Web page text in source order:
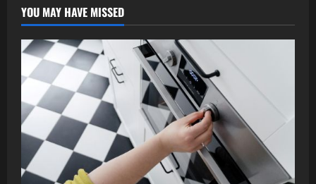
YOU MAY HAVE MISSED